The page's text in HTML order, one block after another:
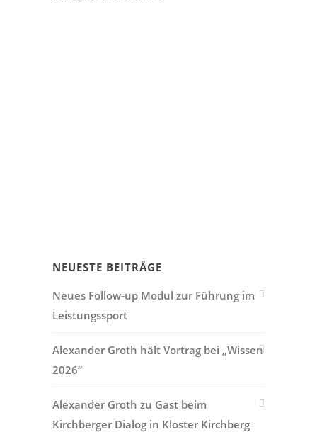
NEUESTE BEITRÄGE
Neues Follow-up Modul zur Führung im
Leistungssport
Alexander Groth hält Vortrag bei „Wissen
2026“
Alexander Groth zu Gast beim
Kirchberger Dialog in Kloster Kirchberg